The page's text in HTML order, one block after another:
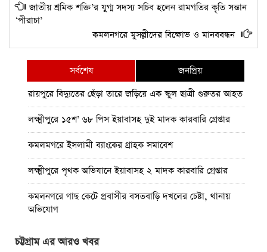
জাতীয় শ্রমিক শক্তি’র যুগ্ম সদস্য সচিব হলেন রামগতির কৃতি সন্তান
‘পীরাচা’
কমলনগরে মুসল্লীদের বিক্ষোভ ও মানববন্ধন ‎
সর্বশেষ
জনপ্রিয়
রায়পুরে বিদ্যুতের ছেঁড়া তারে জড়িয়ে এক স্কুল ছাত্রী গুরুতর আহত
লক্ষ্মীপুরে ১৫শ’ ৬৮ পিস ইয়াবাসহ দুই মাদক কারবারি গ্রেপ্তার
কমলমগরে ইসলামী ব্যাংকের গ্রাহক সমাবেশ ‎
লক্ষ্মীপুরে পৃথক অভিযানে ইয়াবাসহ ২ মাদক কারবারি গ্রেপ্তার
কমলনগরে গাছ কেটে প্রবাসীর বসতবাড়ি ‎দখলের চেষ্টা, থানায়
অভিযোগ
রায়পুরে জেলের বাড়ি থেকে দেশীয় অস্ত্র উদ্ধার, তদন্তে পুলিশ
চট্টগ্রাম এর আরও খবর